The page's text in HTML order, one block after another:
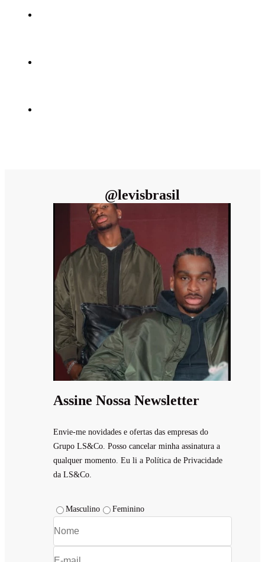
@levisbrasil
Assine Nossa Newsletter
Envie-me novidades e ofertas das empresas do
Grupo LS&Co. Posso cancelar minha assinatura a
qualquer momento. Eu li a Política de Privacidade
da LS&Co.
Masculino Feminino